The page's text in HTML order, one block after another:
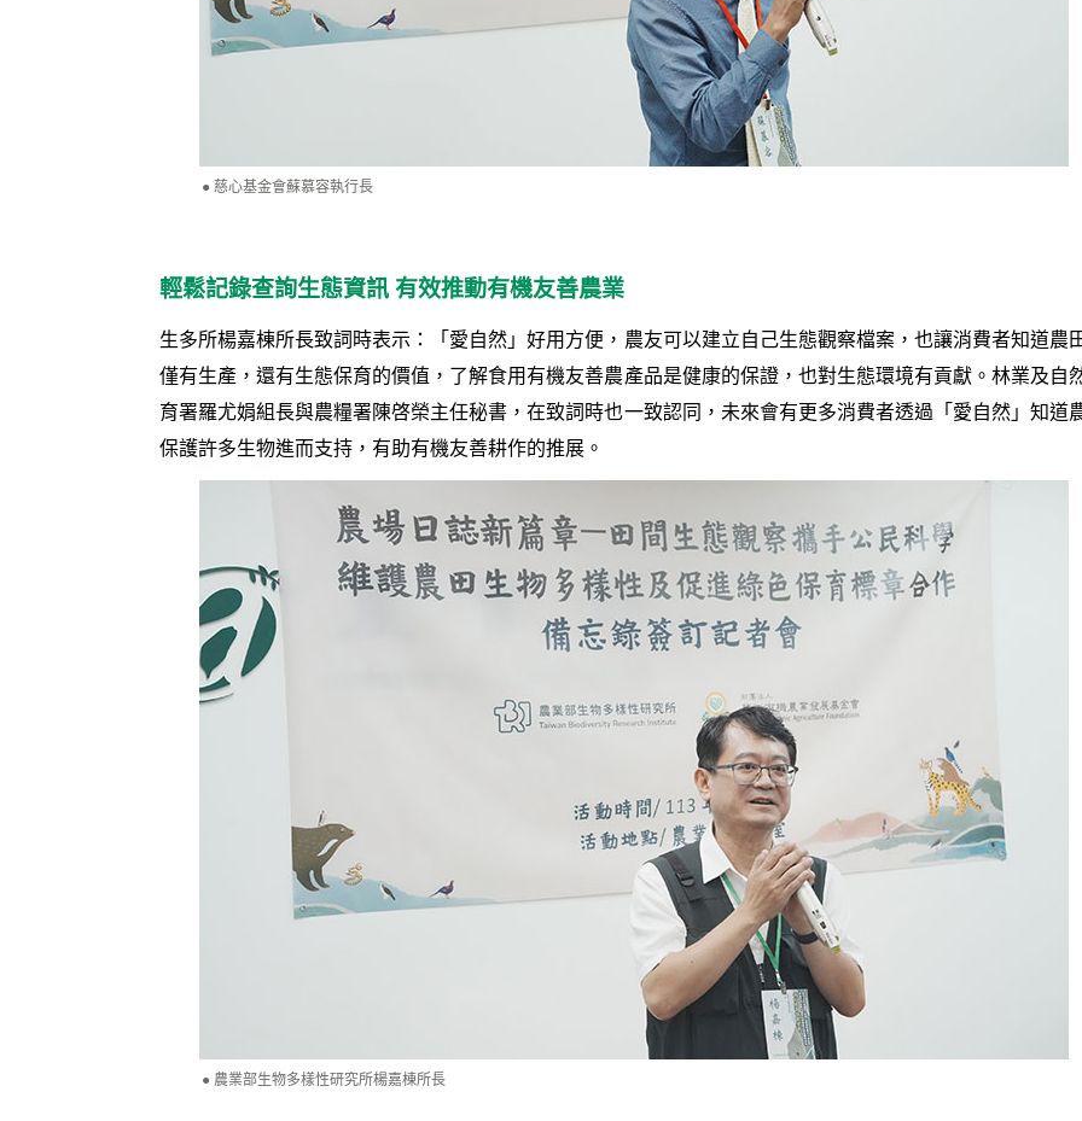
慈心基金會蘇慕容執行長
輕鬆記錄查詢生態資訊 有效推動有機友善農業
生多所楊嘉棟所長致詞時表示：「愛自然」好用方便，農友可以建立自己生態觀察檔案，也讓消費者知道農
僅有生產，還有生態保育的價值，了解食用有機友善農產品是健康的保證，也對生態環境有貢獻。林業及自
育署羅尤娟組長與農糧署陳啓榮主任秘書，在致詞時也一致認同，未來會有更多消費者透過「愛自然」知道
保護許多生物進而支持，有助有機友善耕作的推展。
農業部生物多樣性研究所楊嘉棟所長